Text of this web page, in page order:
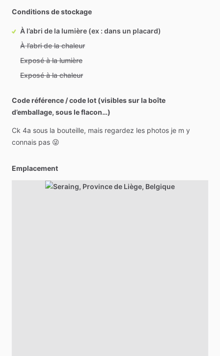
Conditions de stockage
À l’abri de la lumière (ex : dans un placard)
À l’abri de la chaleur
Exposé à la lumière
Exposé à la chaleur
Code référence / code lot (visibles sur la boîte
d’emballage, sous le flacon…)
Ck 4a sous la bouteille, mais regardez les photos je m y
connais pas 😜
Emplacement